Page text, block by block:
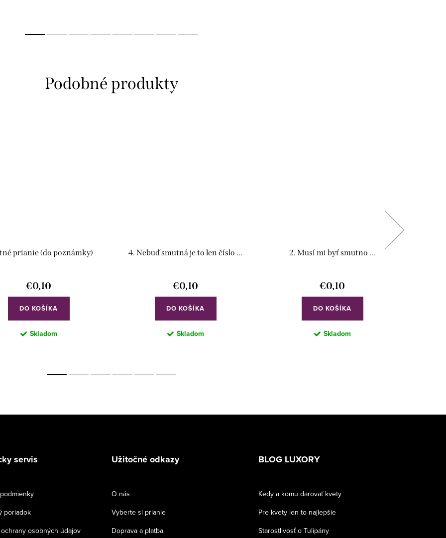
prianie (do poznámky)
€0,10
DO KOŠÍKA
Skladom
4. Nebuď smutná je to len číslo ...
€0,10
DO KOŠÍKA
Skladom
2. Musí mi byť smutno ...
€0,10
DO KOŠÍKA
Skladom
servis
poriadok
osobných údajov
Užitočné odkazy
O nás
Vyberte si prianie
Doprava a platba
BLOG LUXORY
Kedy a komu darovať kvety
Pre kvety len to najlepšie
Starostlivosť o Tulipány